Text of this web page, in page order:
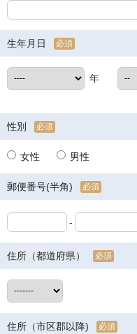
生年月日 必須
年
性別 必須
女性 男性
郵便番号(半角) 必須
-
住所（都道府県） 必須
住所（市区郡以降) 必須